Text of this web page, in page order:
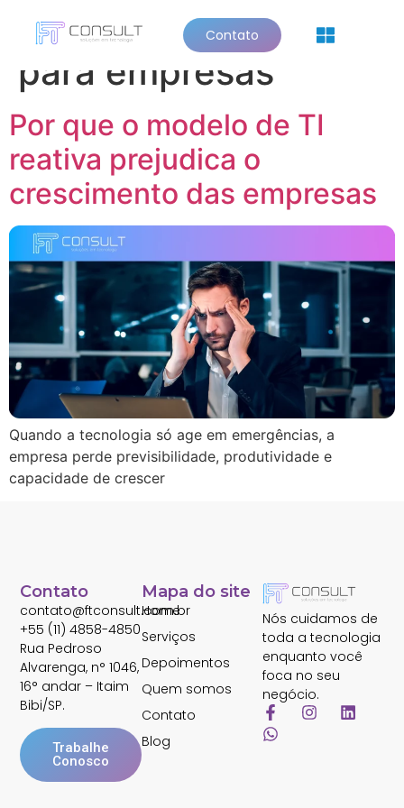
Contato
Tag:suporte de TI
para empresas
Por que o modelo de TI
reativa prejudica o
crescimento das empresas
Quando a tecnologia só age em emergências, a
empresa perde previsibilidade, produtividade e
capacidade de crescer
Nós cuidamos de
toda a tecnologia
enquanto você
foca no seu
negócio.
Mapa do site
Home
Serviços
Depoimentos
Quem somos
Contato
Blog
Contato
Rua Pedroso
Alvarenga, n° 1046,
16° andar – Itaim
Bibi/SP.
Trabalhe
Conosco
contato@ftconsult.com.br
+55 (11) 4858-4850